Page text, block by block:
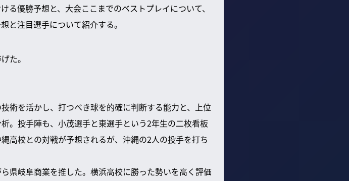
る優勝予想と、大会ここまでのベストプレイについて、
と注目選手について紹介する。
た。
術を活かし、打つべき球を的確に判断する能力と、上位
。投手陣も、小茂選手と東選手という2年生の二枚看板
高校との対戦が予想されるが、沖縄の2人の投手を打ち
県岐阜商業を推した。横浜高校に勝った勢いを高く評価